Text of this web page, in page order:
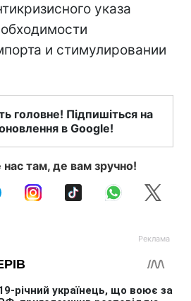
указа
и стимулировании
головне! Підпишіться на
в Google!
там, де вам зручно!